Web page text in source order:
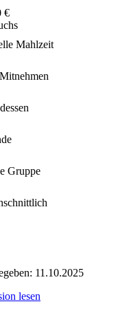
€
Mahlzeit
Gruppe
11.10.2025
lesen